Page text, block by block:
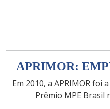
APRIMOR:
Em 2010, a APRIMOR foi
Prêmio MPE Brasil